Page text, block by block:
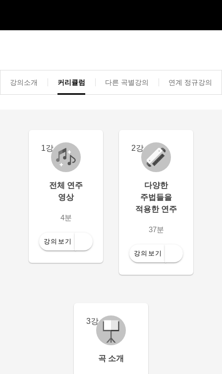
강의소개 커리큘럼 다른 곡별강의 연계 정규강의
1강
전체 연주
영상
4분
강의보기
2강
다양한
주법들을
적용한 연주
37분
강의보기
3강
곡 소개